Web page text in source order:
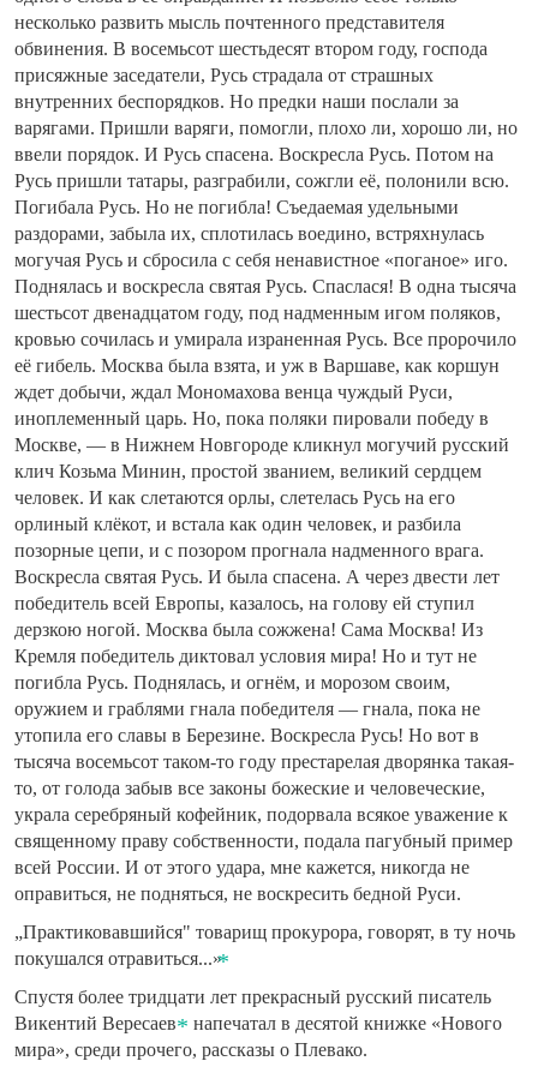
несколько развить мысль почтенного представителя
обвинения. В восемьсот шестьдесят втором году, господа
присяжные заседатели, Русь страдала от страшных
внутренних беспорядков. Но предки наши послали за
варягами. Пришли варяги, помогли, плохо ли, хорошо ли, но
ввели порядок. И Русь спасена. Воскресла Русь. Потом на
Русь пришли татары, разграбили, сожгли её, полонили всю.
Погибала Русь. Но не погибла! Съедаемая удельными
раздорами, забыла их, сплотилась воедино, встряхнулась
могучая Русь и сбросила с себя ненавистное «поганое» иго.
Поднялась и воскресла святая Русь. Спаслася! В одна тысяча
шестьсот двенадцатом году, под надменным игом поляков,
кровью сочилась и умирала израненная Русь. Все пророчило
её гибель. Москва была взята, и уж в Варшаве, как коршун
ждет добычи, ждал Мономахова венца чуждый Руси,
иноплеменный царь. Но, пока поляки пировали победу в
Москве, — в Нижнем Новгороде кликнул могучий русский
клич Козьма Минин, простой званием, великий сердцем
человек. И как слетаются орлы, слетелась Русь на его
орлиный клёкот, и встала как один человек, и разбила
позорные цепи, и с позором прогнала надменного врага.
Воскресла святая Русь. И была спасена. А через двести лет
победитель всей Европы, казалось, на голову ей ступил
дерзкою ногой. Москва была сожжена! Сама Москва! Из
Кремля победитель диктовал условия мира! Но и тут не
погибла Русь. Поднялась, и огнём, и морозом своим,
оружием и граблями гнала победителя — гнала, пока не
утопила его славы в Березине. Воскресла Русь! Но вот в
тысяча восемьсот таком-то году престарелая дворянка такая-
то, от голода забыв все законы божеские и человеческие,
украла серебряный кофейник, подорвала всякое уважение к
священному праву собственности, подала пагубный пример
всей России. И от этого удара, мне кажется, никогда не
оправиться, не подняться, не воскресить бедной Руси.
„Практиковавшийся" товарищ прокурора, говорят, в ту ночь
покушался отравиться...»
Спустя более тридцати лет прекрасный русский писатель
Викентий Вересаев напечатал в десятой книжке «Нового
мира», среди прочего, рассказы о Плевако.